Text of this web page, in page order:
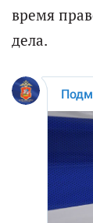
время
дела.